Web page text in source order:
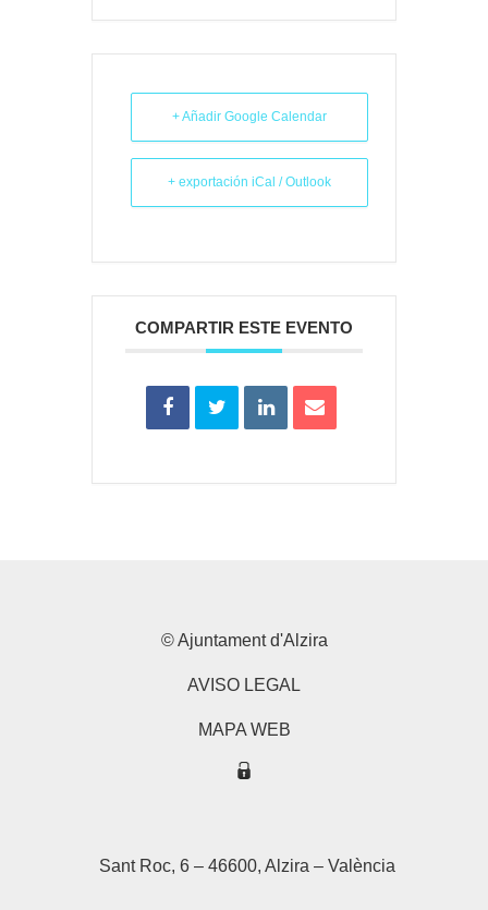
+ Añadir Google Calendar
+ exportación iCal / Outlook
COMPARTIR ESTE EVENTO
© Ajuntament d'Alzira
AVISO LEGAL
MAPA WEB
Sant Roc, 6 – 46600, Alzira – València